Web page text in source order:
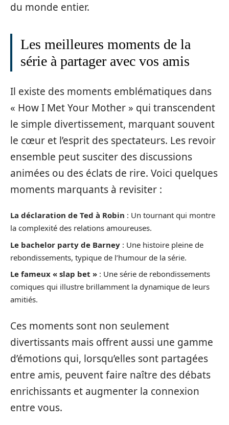
du monde entier.
Les meilleures moments de la
série à partager avec vos amis
Il existe des moments emblématiques dans
« How I Met Your Mother » qui transcendent
le simple divertissement, marquant souvent
le cœur et l’esprit des spectateurs. Les revoir
ensemble peut susciter des discussions
animées ou des éclats de rire. Voici quelques
moments marquants à revisiter :
La déclaration de Ted à Robin : Un tournant qui montre
la complexité des relations amoureuses.
Le bachelor party de Barney : Une histoire pleine de
rebondissements, typique de l’humour de la série.
Le fameux « slap bet » : Une série de rebondissements
comiques qui illustre brillamment la dynamique de leurs
amitiés.
Ces moments sont non seulement
divertissants mais offrent aussi une gamme
d’émotions qui, lorsqu’elles sont partagées
entre amis, peuvent faire naître des débats
enrichissants et augmenter la connexion
entre vous.